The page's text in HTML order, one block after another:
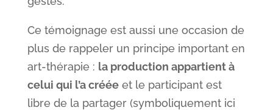
Ce témoignage est aussi une occasion de
plus de rappeler un principe important en
art-thérapie : la production appartient à
celui qui l’a crééeet le participant est
libre de la partager (symboliquement ici